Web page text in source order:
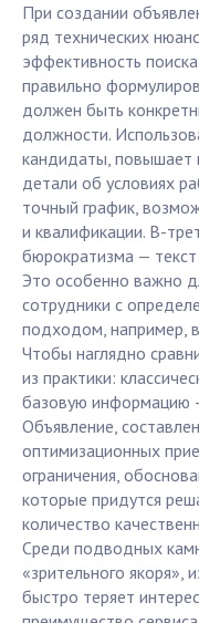
При создании
ряд технических
эффективность
правильно
должен быть
должности.
кандидаты, повышает
детали об условиях
точный график,
и квалификации. В-
бюрократизма —
Это особенно важно
сотрудники с
подходом, например,
Чтобы наглядно
из практики:
базовую информацию
Объявление,
оптимизационных
ограничения,
которые придутся
количество
Среди подводных
«зрительного якоря»,
быстро теряет